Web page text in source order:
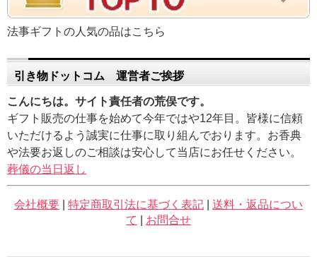
法事ギフトの人気の品はこちら
引き物ドットコム 運営者ご挨拶
こんにちは。サイト責任者の荒俣です。
ギフト販売の仕事を始めて今年ではや12年目。皆様に信頼
いただけるよう誠実に仕事に取り組んでおります。お香典
や法要お返しのご相談は安心して当店にお任せください。
葬儀の当日返し
会社概要 特定商取引法に基づく表記
送料・返品につい
て
お問合せ